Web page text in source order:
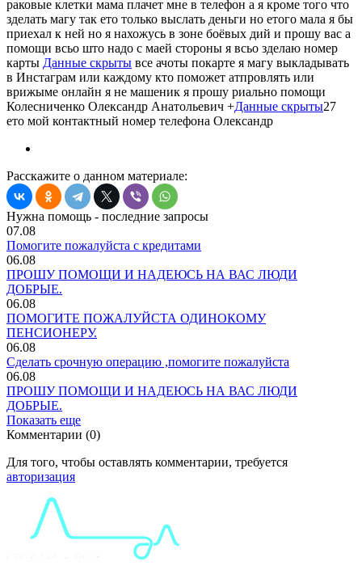
раковые клетки мама плачет мне в телефон а я кроме того что
зделать магу так ето только выслать деньги но етого мала я бы
приехал к ней но я нахожусь в зоне боёвых дий и прошу вас а
помощи всьо што надо с маей стороны я всьо зделаю номер
карты Данные скрыты все ачоты покарте я магу выкладывать
в Инстаграм или каждому кто поможет атпровлять или
врижыме онлайн я не машеник я прошу риально помощи
Колесниченко Олександр Анатольевич +Данные скрыты27
ето мой контактный номер телефона Олександр
Расскажите о данном материале:
Нужна помощь - последние запросы
07.08
Помогите пожалуйста с кредитами
06.08
ПРОШУ ПОМОЩИ И НАДЕЮСЬ НА ВАС ЛЮДИ
ДОБРЫЕ.
06.08
ПОМОГИТЕ ПОЖАЛУЙСТА ОДИНОКОМУ
ПЕНСИОНЕРУ.
06.08
Сделать срочную операцию ,помогите пожалуйста
06.08
ПРОШУ ПОМОЩИ И НАДЕЮСЬ НА ВАС ЛЮДИ
ДОБРЫЕ.
Показать еще
Комментарии (0)
Для того, чтобы оставлять комментарии, требуется
авторизация